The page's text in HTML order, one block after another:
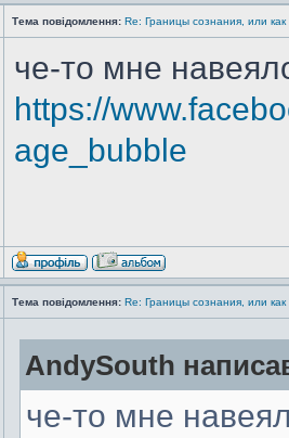
Тема повідомлення: Re: Границы сознания, или как
че-то мне
https://
age_bubble
Тема повідомлення: Re: Границы сознания, или как
AndySouth
че-то мне